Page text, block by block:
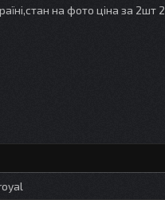
на фото ціна за 2шт